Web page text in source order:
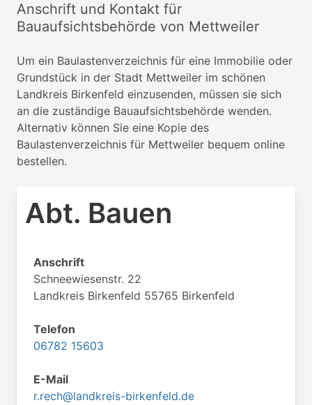
Anschrift und Kontakt für
Bauaufsichtsbehörde von Mettweiler
Um ein Baulastenverzeichnis für eine Immobilie oder
Grundstück in der Stadt Mettweiler im schönen
Landkreis Birkenfeld einzusenden, müssen sie sich
an die zuständige Bauaufsichtsbehörde wenden.
Alternativ können Sie eine Kopie des
Baulastenverzeichnis für Mettweiler bequem online
bestellen.
Abt. Bauen
Anschrift
Schneewiesenstr. 22
Landkreis Birkenfeld 55765 Birkenfeld
Telefon
06782 15603
E-Mail
r.rech@landkreis-birkenfeld.de